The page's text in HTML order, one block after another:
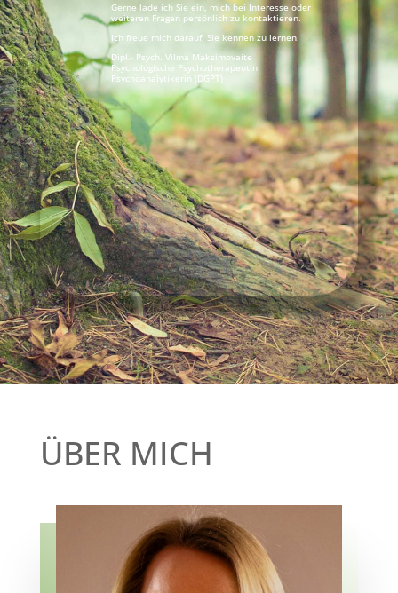
Gerne lade ich Sie ein, mich bei Interesse oder
weiteren Fragen persönlich zu kontaktieren.
Ich freue mich darauf, Sie kennen zu lernen.
Dipl.- Psych. Vilma Maksimovaite
Psychologische Psychotherapeutin
Psychoanalytikerin (DGPT)
ÜBER MICH